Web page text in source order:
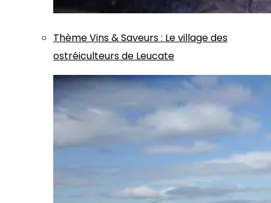
ThèmeVins & Saveurs: Le village des
ostréiculteurs de Leucate